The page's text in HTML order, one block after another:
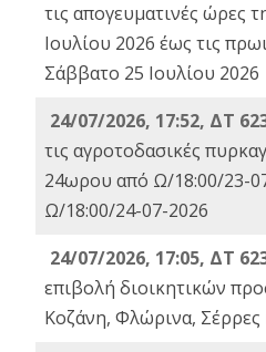
τις απογευματινές ώρες
Ιουλίου 2026 έως τις
Σάββατο 25 Ιουλίου 2026
24/07/2026, 17:52, ΔΤ
τις αγροτοδασικές
24ωρου από Ω/18:00/23-
Ω/18:00/24-07-2026
24/07/2026, 17:05, ΔΤ
επιβολή διοικητικών
Κοζάνη, Φλώρινα,